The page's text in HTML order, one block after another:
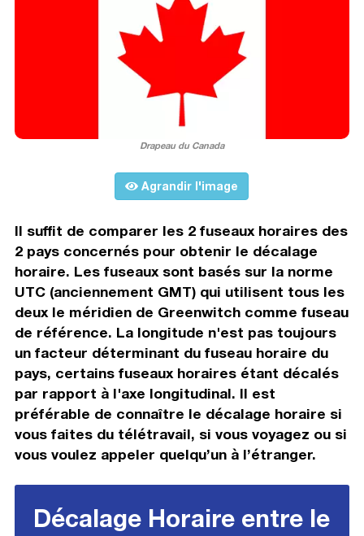
Drapeau du Canada
Agrandir l'image
Il suffit de comparer les 2 fuseaux horaires des
2 pays concernés pour obtenir le décalage
horaire. Les fuseaux sont basés sur la norme
UTC (anciennement GMT) qui utilisent tous les
deux le méridien de Greenwitch comme fuseau
de référence. La longitude n'est pas toujours
un facteur déterminant du fuseau horaire du
pays, certains fuseaux horaires étant décalés
par rapport à l'axe longitudinal. Il est
préférable de connaître le décalage horaire si
vous faites du télétravail, si vous voyagez ou si
vous voulez appeler quelqu’un à l’étranger.
Décalage Horaire entre le